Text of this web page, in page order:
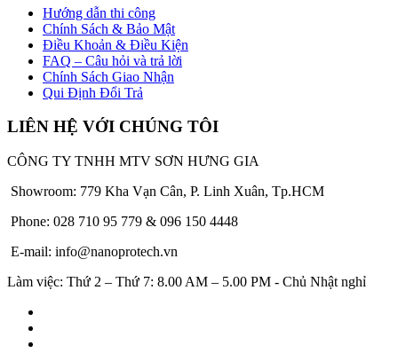
Hướng dẫn thi công
Chính Sách & Bảo Mật
Điều Khoản & Điều Kiện
FAQ – Câu hỏi và trả lời
Chính Sách Giao Nhận
Qui Định Đổi Trả
LIÊN HỆ VỚI CHÚNG TÔI
CÔNG TY TNHH MTV SƠN HƯNG GIA
Showroom: 779 Kha Vạn Cân, P. Linh Xuân, Tp.HCM
Phone: 028 710 95 779 & 096 150 4448
E-mail: info@nanoprotech.vn
Làm việc: Thứ 2 – Thứ 7: 8.00 AM – 5.00 PM - Chủ Nhật nghỉ